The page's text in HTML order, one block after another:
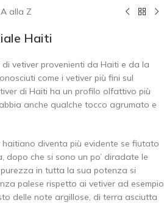
alla Z
Haiti
di vetiver provenienti da Haiti e da la
come i vetiver più fini sul
di Haiti ha un profilo olfattivo più
anche qualche tocco agrumato e
diventa più evidente se fiutato
dopo che si sono un po’ diradate le
in tutta la sua potenza si
palese rispetto ai vetiver ad esempio
delle note argillose, di terra asciutta